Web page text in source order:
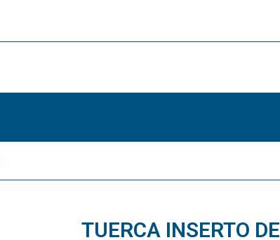
TUERCA INSERTO DE